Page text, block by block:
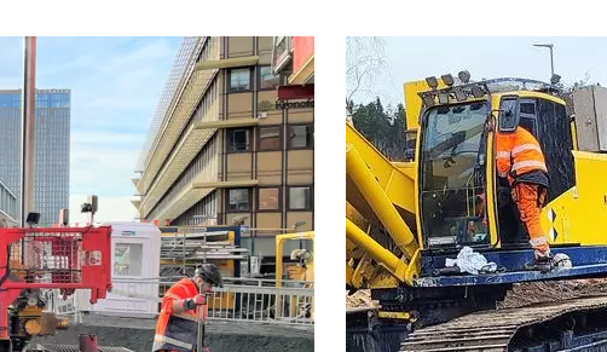
Project
image